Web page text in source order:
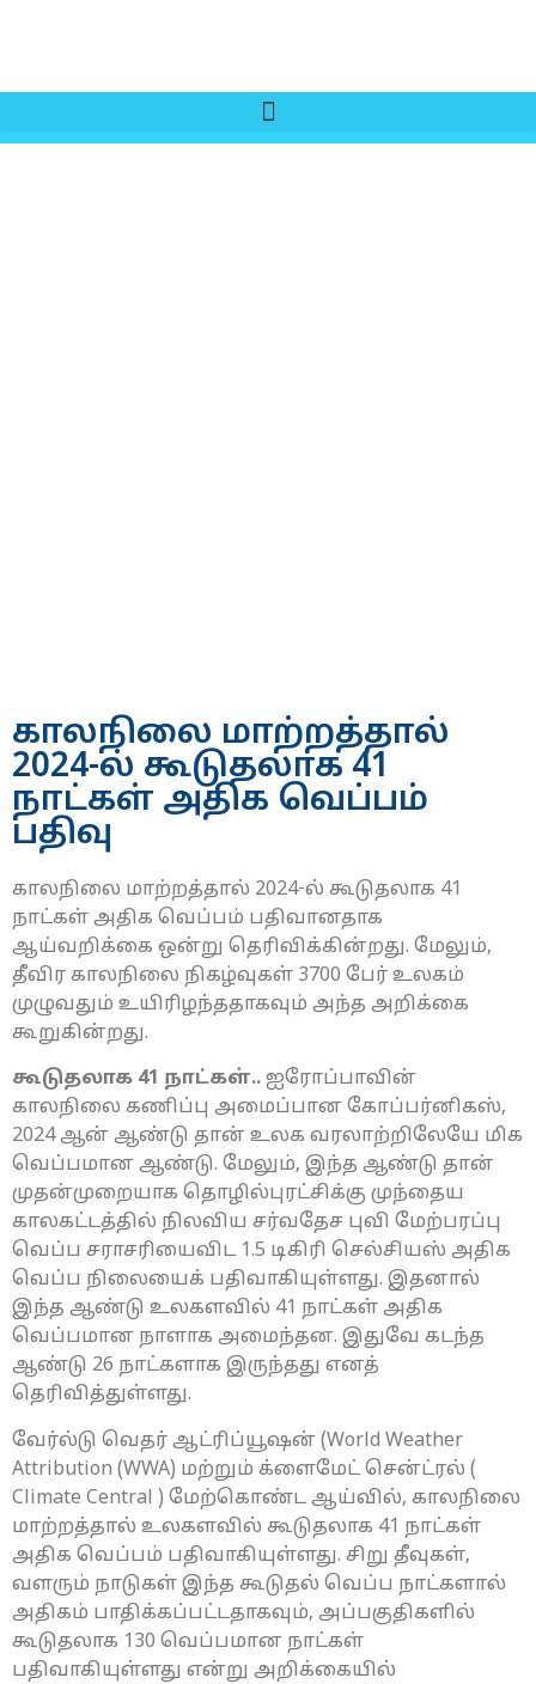
காலநிலை மாற்றத்தால்
2024-ல் கூடுதலாக 41
நாட்கள் அதிக வெப்பம்
பதிவு
காலநிலை மாற்றத்தால் 2024-ல் கூடுதலாக 41
நாட்கள் அதிக வெப்பம் பதிவானதாக
ஆய்வறிக்கை ஒன்று தெரிவிக்கின்றது. மேலும்,
தீவிர காலநிலை நிகழ்வுகள் 3700 பேர் உலகம்
முழுவதும் உயிரிழந்ததாகவும் அந்த அறிக்கை
கூறுகின்றது.
கூடுதலாக 41 நாட்கள்.. ஐரோப்பாவின்
காலநிலை கணிப்பு அமைப்பான கோப்பர்னிகஸ்,
2024 ஆன் ஆண்டு தான் உலக வரலாற்றிலேயே மிக
வெப்பமான ஆண்டு. மேலும், இந்த ஆண்டு தான்
முதன்முறையாக தொழில்புரட்சிக்கு முந்தைய
காலகட்டத்தில் நிலவிய சர்வதேச புவி மேற்பரப்பு
வெப்ப சராசரியைவிட 1.5 டிகிரி செல்சியஸ் அதிக
வெப்ப நிலையைக் பதிவாகியுள்ளது. இதனால்
இந்த ஆண்டு உலகளவில் 41 நாட்கள் அதிக
வெப்பமான நாளாக அமைந்தன. இதுவே கடந்த
ஆண்டு 26 நாட்களாக இருந்தது எனத்
தெரிவித்துள்ளது.
வேர்ல்டு வெதர் ஆட்ரிப்யூஷன் (World Weather
Attribution (WWA) மற்றும் க்ளைமேட் சென்ட்ரல் (
Climate Central ) மேற்கொண்ட ஆய்வில், காலநிலை
மாற்றத்தால் உலகளவில் கூடுதலாக 41 நாட்கள்
அதிக வெப்பம் பதிவாகியுள்ளது. சிறு தீவுகள்,
வளரும் நாடுகள் இந்த கூடுதல் வெப்ப நாட்களால்
அதிகம் பாதிக்கப்பட்டதாகவும், அப்பகுதிகளில்
கூடுதலாக 130 வெப்பமான நாட்கள்
பதிவாகியுள்ளது என்று அறிக்கையில்